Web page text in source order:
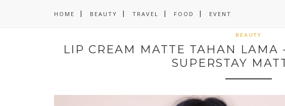
HOME BEAUTY TRAVEL FOOD EVENT
BEAUTY
LIP CREAM MATTE TAHAN LAMA
SUPERSTAY